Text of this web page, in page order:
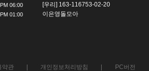
[우리] 163-116753-02-20
이은영돌모아
약관 개인정보처리방침 PC버전